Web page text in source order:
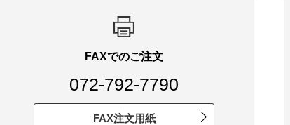
FAXでのご注文
072-792-7790
FAX注文用紙